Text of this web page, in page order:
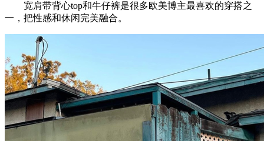
宽肩带背心top和牛仔裤是很多欧美博主最喜欢的穿搭之
一，把性感和休闲完美融合。